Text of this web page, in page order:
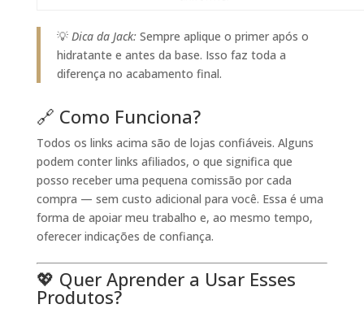
💡 Dica da Jack:Sempre aplique o primer após o
hidratante e antes da base. Isso faz toda a
diferença no acabamento final.
🔗 Como Funciona?
Todos os links acima são de lojas confiáveis. Alguns
podem conter links afiliados, o que significa que
posso receber uma pequena comissão por cada
compra — sem custo adicional para você. Essa é uma
forma de apoiar meu trabalho e, ao mesmo tempo,
oferecer indicações de confiança.
💖 Quer Aprender a Usar Esses
Produtos?